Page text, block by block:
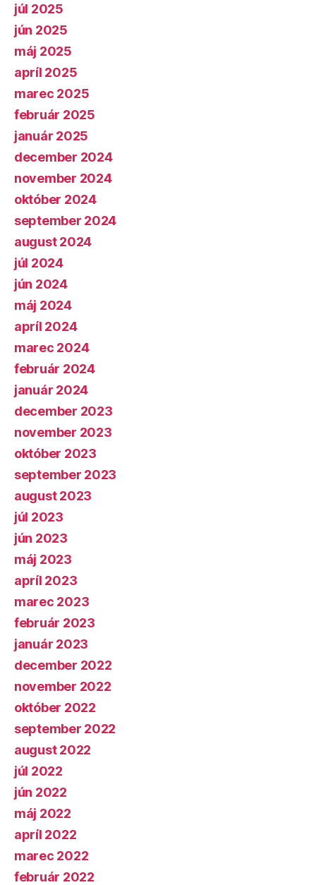
júl 2025
jún 2025
máj 2025
apríl 2025
marec 2025
február 2025
január 2025
december 2024
november 2024
október 2024
september 2024
august 2024
júl 2024
jún 2024
máj 2024
apríl 2024
marec 2024
február 2024
január 2024
december 2023
november 2023
október 2023
september 2023
august 2023
júl 2023
jún 2023
máj 2023
apríl 2023
marec 2023
február 2023
január 2023
december 2022
november 2022
október 2022
september 2022
august 2022
júl 2022
jún 2022
máj 2022
apríl 2022
marec 2022
február 2022